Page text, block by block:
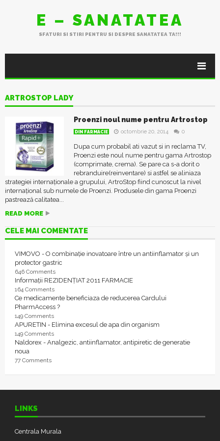
E – SANATATEA
SFATURI SI STIRI PENTRU SI DESPRE SANATATEA TA!!!
ARTROSTOP LADY
Proenzi noul nume pentru Artrostop
DIN FARMACIE octombrie 20, 2014 0
Dupa cum probabil ati vazut si in reclama TV,
Proenzi este noul nume pentru gama Artrostop
(comprimate, crema). Se pare ca s-a dorit o
rebranduire(reinventare) si astfel se aliniaza
strategiei internaționale a grupului, ArtroStop fiind cunoscut la nivel
internațional sub numele de Proenzi. Produsele din gama Proenzi
pastrează calitatea...
READ MORE
CELE MAI COMENTATE
VIMOVO - O combinație inovatoare între un antiinflamator și un
protector gastric
646 Comments
Informații REZIDENȚIAT 2011 FARMACIE
164 Comments
Ce medicamente beneficiaza de reducerea Cardului
PharmAccess ?
149 Comments
APURETIN - Elimina excesul de apa din organism
149 Comments
Naldorex - Analgezic, antiinflamator, antipiretic de generatie
noua
77 Comments
LINKS
Centrala Murala